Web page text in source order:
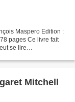
Maspero Edition :
pages Ce livre fait
se lire
Mitchell